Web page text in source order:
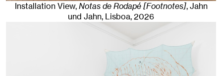
Installation View,Notas de Rodapé [Footnotes], Jahn
und Jahn, Lisboa, 2026